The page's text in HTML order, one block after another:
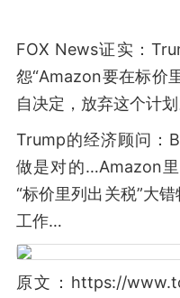
FOX News证实：
怨“Amazon要在标价
自决定，放弃这个计划
Trump的经济顾问：
做是对的…Amazon
“标价里列出关税”大
工作… ​​​
原文：https://